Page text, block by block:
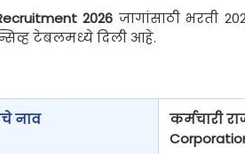
2026 जागांसाठी भरती
टेबलमध्ये दिली आहे.
नाव
कर्मचारी